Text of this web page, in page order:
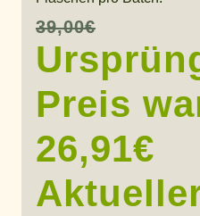
39,00€
Preis
26,91€